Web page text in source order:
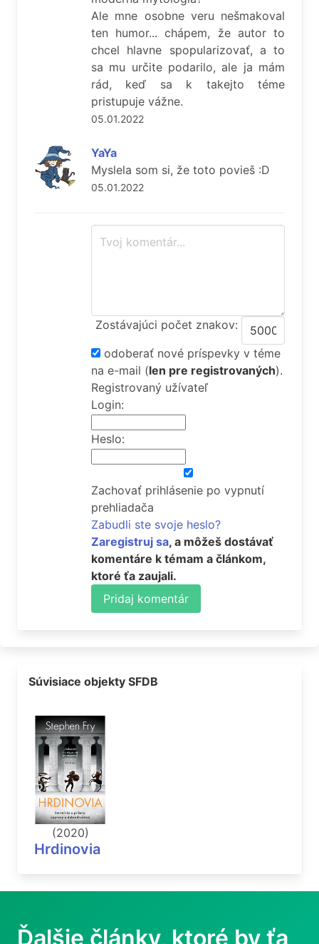
Ale mne osobne veru nešmakoval
ten humor... chápem, že autor to
chcel hlavne spopularizovať, a to
sa mu určite podarilo, ale ja mám
rád, keď sa k takejto téme
pristupuje vážne.
05.01.2022
YaYa
Myslela som si, že toto povieš :D
05.01.2022
Zostávajúci počet znakov:
odoberať nové príspevky v téme
na e-mail (len pre registrovaných).
Registrovaný užívateľ
Login:
Heslo:
Zachovať prihlásenie po vypnutí
prehliadača
Zabudli ste svoje heslo?
Zaregistruj sa, a môžeš dostávať
komentáre k témam a článkom,
ktoré ťa zaujali.
Pridaj komentár
Súvisiace objekty SFDB
(2020)
Hrdinovia
Ďalšie články, ktoré by ťa